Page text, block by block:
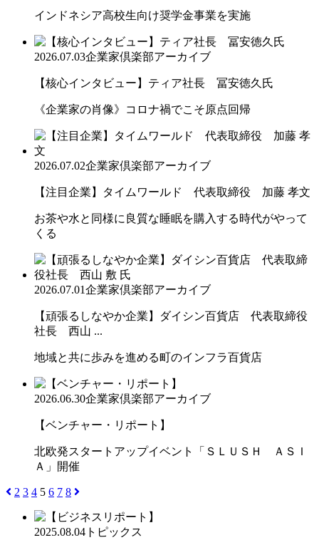
インドネシア高校生向け奨学金事業を実施
2026.07.03企業家倶楽部アーカイブ
【核心インタビュー】ティア社長 冨安徳久氏
《企業家の肖像》コロナ禍でこそ原点回帰
2026.07.02企業家倶楽部アーカイブ
【注目企業】タイムワールド 代表取締役 加藤 孝文
お茶や水と同様に良質な睡眠を購入する時代がやって
くる
2026.07.01企業家倶楽部アーカイブ
【頑張るしなやか企業】ダイシン百貨店 代表取締役
社長 西山 ...
地域と共に歩みを進める町のインフラ百貨店
2026.06.30企業家倶楽部アーカイブ
【ベンチャー・リポート】
北欧発スタートアップイベント「ＳＬＵＳＨ ＡＳＩ
Ａ」開催
2 3 4 5 6 7 8
2025.08.04 トピックス